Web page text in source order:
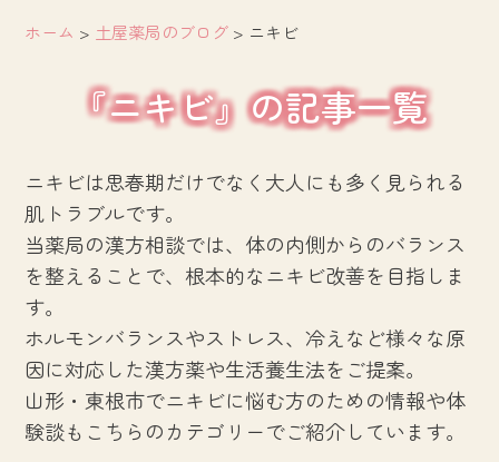
ホーム > 土屋薬局のブログ > ニキビ
『ニキビ』の記事一覧
ニキビは思春期だけでなく大人にも多く見られる
肌トラブルです。
当薬局の漢方相談では、体の内側からのバランス
を整えることで、根本的なニキビ改善を目指しま
す。
ホルモンバランスやストレス、冷えなど様々な原
因に対応した漢方薬や生活養生法をご提案。
山形・東根市でニキビに悩む方のための情報や体
験談もこちらのカテゴリーでご紹介しています。